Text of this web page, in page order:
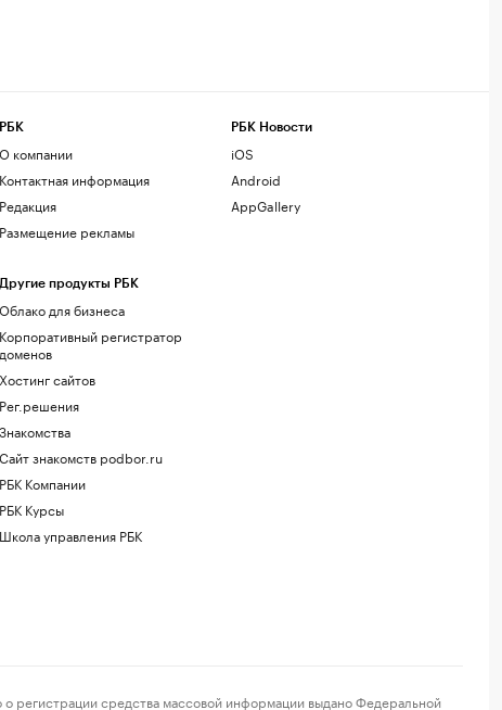
РБК
О компании
Контактная информация
Редакция
Размещение рекламы
Другие продукты РБК
Облако для бизнеса
Корпоративный регистратор
доменов
Хостинг сайтов
Рег.решения
Знакомства
Сайт знакомств podbor.ru
РБК Компании
РБК Курсы
Школа управления РБК
РБК Новости
iOS
Android
AppGallery
средства массовой информации выдано Федеральной